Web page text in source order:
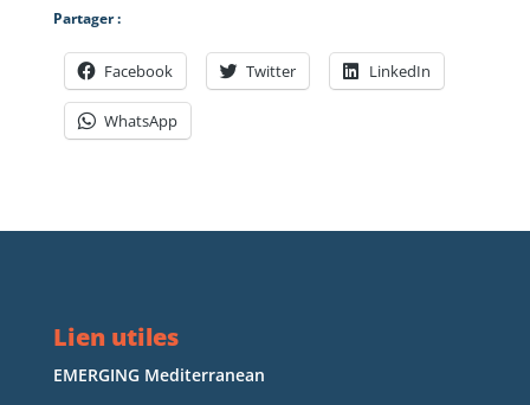
Partager :
Facebook Twitter LinkedIn
WhatsApp
Lien utiles
EMERGING Mediterranean